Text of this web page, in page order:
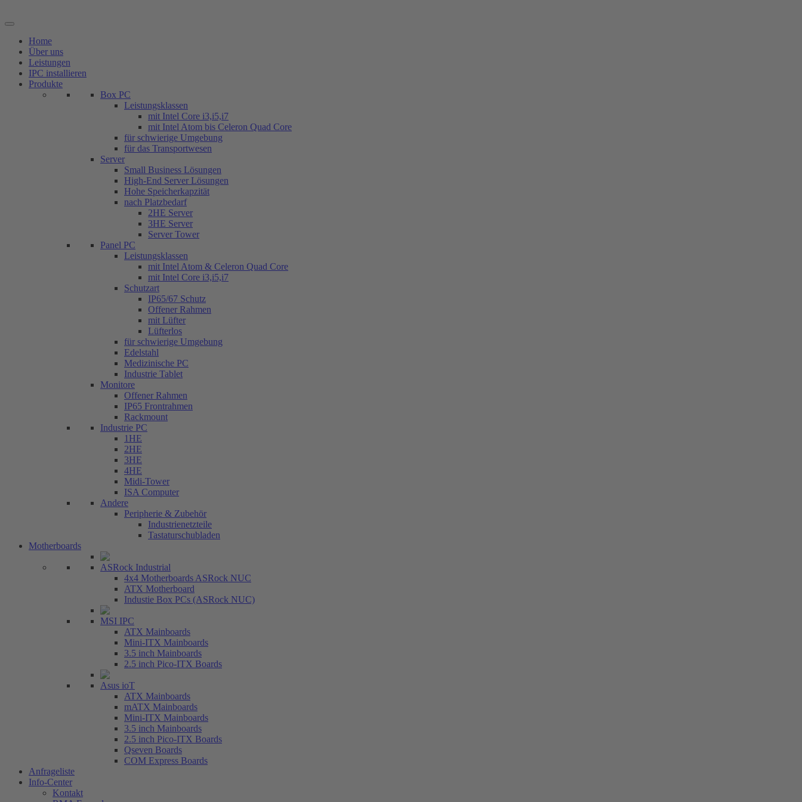
Inhalt
Home
Über uns
Leistungen
IPC installieren
Produkte
Box PC
Leistungsklassen
mit Intel Core i3,i5,i7
mit Intel Atom bis Celeron Quad Core
für schwierige Umgebung
für das Transportwesen
Server
Small Business Lösungen
High-End Server Lösungen
Hohe Speicherkapzität
nach Platzbedarf
2HE Server
3HE Server
Server Tower
Panel PC
Leistungsklassen
mit Intel Atom & Celeron Quad Core
mit Intel Core i3,i5,i7
Schutzart
IP65/67 Schutz
Offener Rahmen
mit Lüfter
Lüfterlos
für schwierige Umgebung
Edelstahl
Medizinische PC
Industrie Tablet
Monitore
Offener Rahmen
IP65 Frontrahmen
Rackmount
Industrie PC
1HE
2HE
3HE
4HE
Midi-Tower
ISA Computer
Andere
Peripherie & Zubehör
Industrienetzteile
Tastaturschubladen
Motherboards
ASRock Industrial
4x4 Motherboards ASRock NUC
ATX Motherboard
Industie Box PCs (ASRock NUC)
MSI IPC
ATX Mainboards
Mini-ITX Mainboards
3.5 inch Mainboards
2.5 inch Pico-ITX Boards
Asus ioT
ATX Mainboards
mATX Mainboards
Mini-ITX Mainboards
3.5 inch Mainboards
2.5 inch Pico-ITX Boards
Qseven Boards
COM Express Boards
Anfrageliste
Info-Center
Kontakt